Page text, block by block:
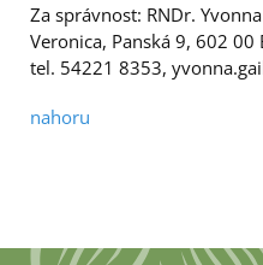
Za správnost: RNDr.
Veronica, Panská 9, 602 00
tel. 54221 8353,
nahoru